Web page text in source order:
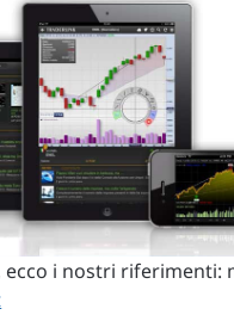
ecco i nostri riferimenti: